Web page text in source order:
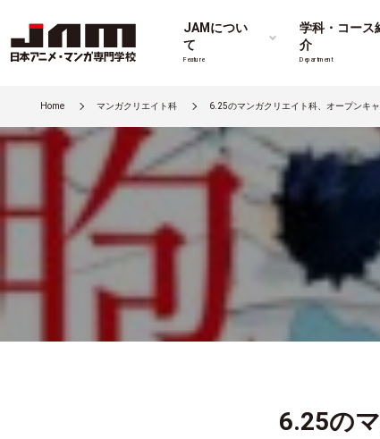
JAMについ
て
Feature
学科・コース
介
Department
Home マンガクリエイト科 6.25のマンガクリエイト科、オープンキ
6.25の